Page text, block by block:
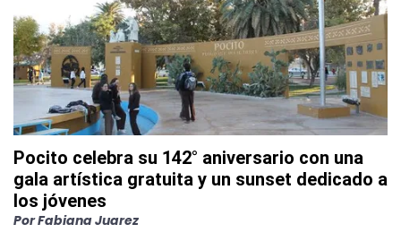
Pocito celebra su 142° aniversario con una
gala artística gratuita y un sunset dedicado a
los jóvenes
PorFabiana Juarez